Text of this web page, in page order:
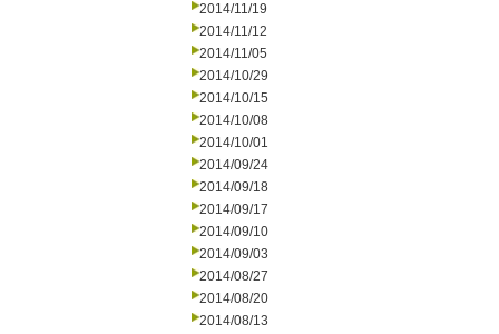
2014/11/19
2014/11/12
2014/11/05
2014/10/29
2014/10/15
2014/10/08
2014/10/01
2014/09/24
2014/09/18
2014/09/17
2014/09/10
2014/09/03
2014/08/27
2014/08/20
2014/08/13